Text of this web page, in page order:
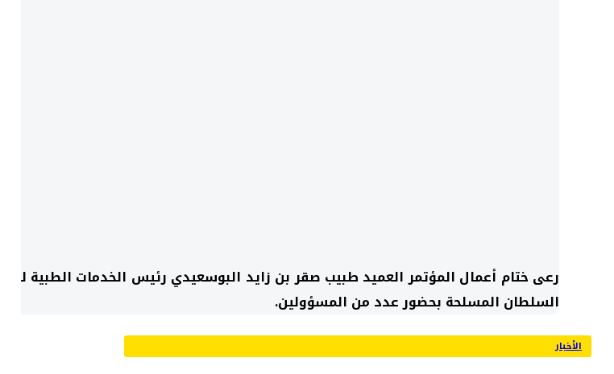
رعى ختام أعمال المؤتمر العميد طبيب صقر بن زايد البوسعيدي رئيس الخدمات الطبية لقوات
السلطان المسلحة بحضور عدد من المسؤولين.
الأخبار